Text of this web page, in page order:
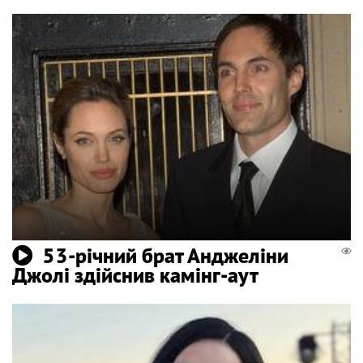
53-річний брат Анджеліни
Джолі здійснив камінг-аут